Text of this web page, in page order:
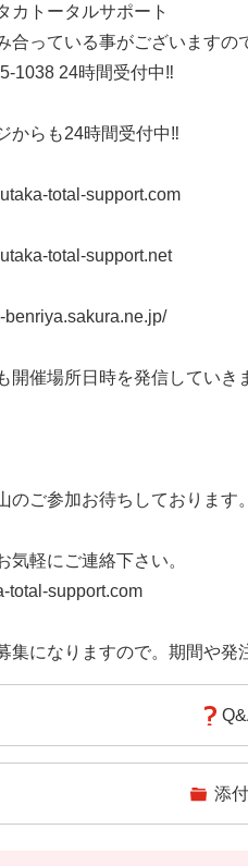
カトータルサポート
合っている事がございますの
1038 24時間受付中‼︎
からも24時間受付中‼︎
total-support.com
total-support.net
benriya.sakura.ne.jp/
開催場所日時を発信してい
のご参加お待ちしております。
気軽にご連絡下さい。
total-support.com
集になりますので。期間や発
添